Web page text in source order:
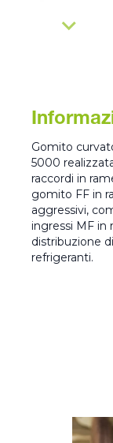
Gomito
5000
raccordi in
gomito FF in
aggressivi,
ingressi MF in
distribuzione
refrigeranti.